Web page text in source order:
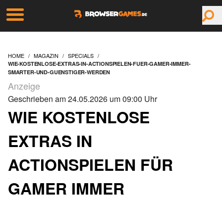
HOME MAGAZIN SPECIALS
WIE-KOSTENLOSE-EXTRAS-IN-ACTIONSPIELEN-FUER-GAMER-IMMER-
SMARTER-UND-GUENSTIGER-WERDEN
Anzeige
WIE KOSTENLOSE
EXTRAS IN
ACTIONSPIELEN FÜR
GAMER IMMER
Geschrieben am 24.05.2026 um 09:00 Uhr